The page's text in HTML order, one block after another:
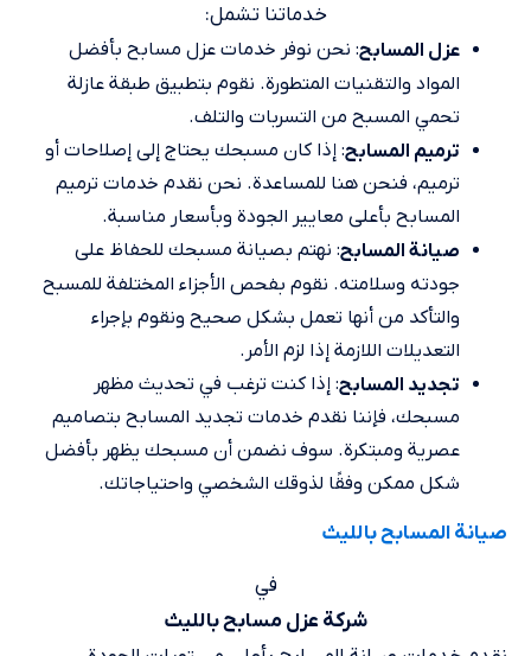
خدماتنا تشمل:
عزل المسابح: نحن نوفر خدمات عزل مسابح بأفضل
المواد والتقنيات المتطورة. نقوم بتطبيق طبقة عازلة
تحمي المسبح من التسربات والتلف.
ترميم المسابح: إذا كان مسبحك يحتاج إلى إصلاحات أو
ترميم، فنحن هنا للمساعدة. نحن نقدم خدمات ترميم
المسابح بأعلى معايير الجودة وبأسعار مناسبة.
صيانة المسابح: نهتم بصيانة مسبحك للحفاظ على
جودته وسلامته. نقوم بفحص الأجزاء المختلفة للمسبح
والتأكد من أنها تعمل بشكل صحيح ونقوم بإجراء
التعديلات اللازمة إذا لزم الأمر.
تجديد المسابح: إذا كنت ترغب في تحديث مظهر
مسبحك، فإننا نقدم خدمات تجديد المسابح بتصاميم
عصرية ومبتكرة. سوف نضمن أن مسبحك يظهر بأفضل
شكل ممكن وفقًا لذوقك الشخصي واحتياجاتك.
صيانة المسابح بالليث
في
شركة عزل مسابح بالليث